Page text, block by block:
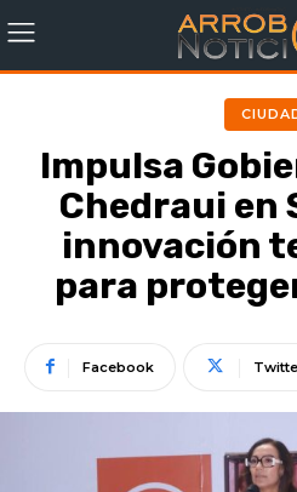
Impulsa
Chedraui en
innovación
para
Facebook